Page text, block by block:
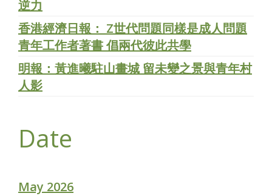
逆力
香港經濟日報： Z世代問題同樣是成人問題
青年工作者著書 倡兩代彼此共學
明報：黃進曦駐山畫城 留未變之景與青年村
人影
Date
May 2026